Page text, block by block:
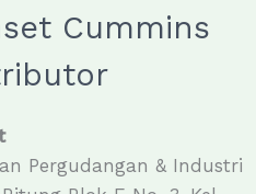
Cummins
Pergudangan & Industri